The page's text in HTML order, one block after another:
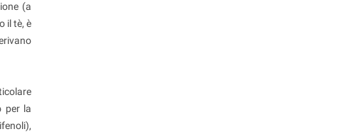
(a
il tè, è
per la